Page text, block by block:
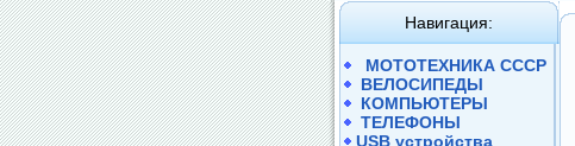
Навигация:
МОТОТЕХНИКА СССР
ВЕЛОСИПЕДЫ
КОМПЬЮТЕРЫ
ТЕЛЕФОНЫ
USB устройства